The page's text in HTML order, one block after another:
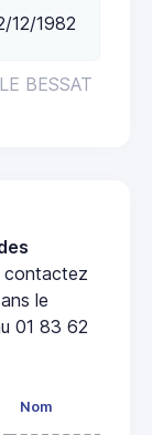
BESSAT
12/1982
contactez
le
01 83 62
Nom